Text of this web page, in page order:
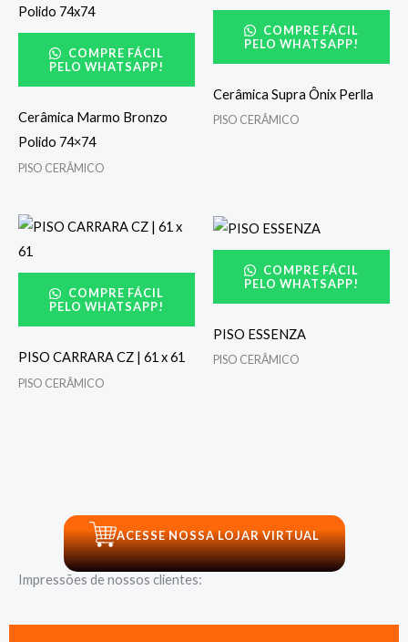
COMPRE FÁCIL
PELO WHATSAPP!
Cerâmica Marmo Bronzo
Polido 74×74
PISO CERÂMICO
COMPRE FÁCIL
PELO WHATSAPP!
Cerâmica Supra Ônix Perlla
PISO CERÂMICO
COMPRE FÁCIL
PELO WHATSAPP!
PISO CARRARA CZ | 61 x 61
PISO CERÂMICO
COMPRE FÁCIL
PELO WHATSAPP!
PISO ESSENZA
PISO CERÂMICO
ACESSE NOSSA LOJAR VIRTUAL
Impressões de nossos clientes: